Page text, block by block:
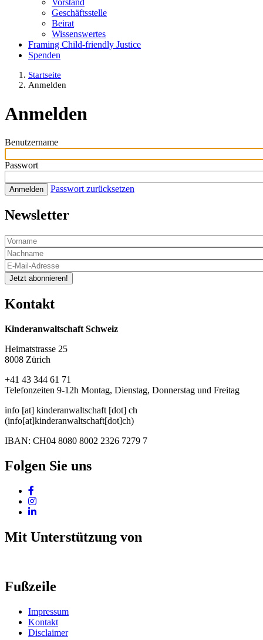
Vorstand
Geschäftsstelle
Beirat
Wissenswertes
Framing Child-friendly Justice
Spenden
Startseite
Anmelden
Anmelden
Benutzername
Passwort
Anmelden Passwort zurücksetzen
Newsletter
Jetzt abonnieren!
Kontakt
Kinderanwaltschaft Schweiz
Heimatstrasse 25
8008 Zürich
+41 43 344 61 71
Telefonzeiten 9-12h Montag, Dienstag, Donnerstag und Freitag
info [at] kinderanwaltschaft [dot] ch
(info[at]kinderanwaltschaft[dot]ch)
IBAN: CH04 8080 8002 2326 7279 7
Folgen Sie uns
Mit Unterstützung von
Fußzeile
Impressum
Kontakt
Disclaimer